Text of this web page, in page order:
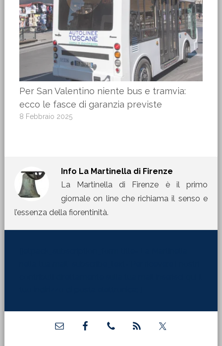
Per San Valentino niente bus e tramvia:
ecco le fasce di garanzia previste
8 Febbraio 2025
Info La Martinella di Firenze
La Martinella di Firenze è il primo
giornale on line che richiama il senso e
l’essenza della fiorentinità.